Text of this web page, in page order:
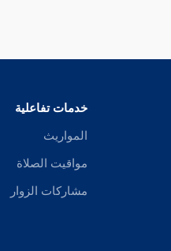
خدمات تفاعلية
المواريث
مواقيت الصلاة
مشاركات الزوار